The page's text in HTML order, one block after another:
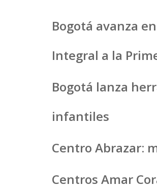
Bogotá avanza
Integral a la
Bogotá lanza
infantiles
Centro Abrazar:
Centros Amar